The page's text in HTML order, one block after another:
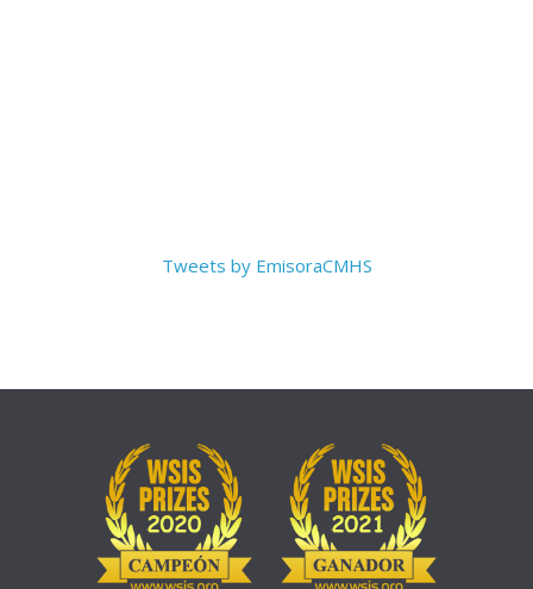
Tweets by EmisoraCMHS